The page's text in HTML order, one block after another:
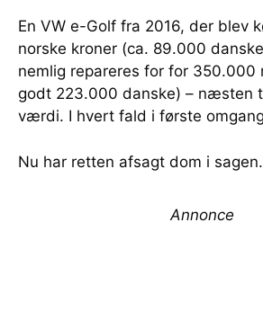
En VW e-Golf fra 2016, der blev
norske kroner (ca. 89.000
nemlig repareres for for 350.000
godt 223.000 danske) – næsten
værdi. I hvert fald i første
Nu har retten afsagt dom i sagen.
Annonce